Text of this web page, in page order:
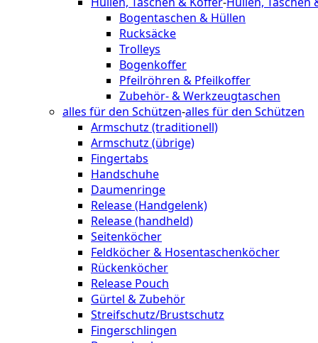
Bogentaschen & Hüllen
Rucksäcke
Trolleys
Bogenkoffer
Pfeilröhren & Pfeilkoffer
Zubehör- & Werkzeugtaschen
alles für den Schützen-alles für den Schützen
Armschutz (traditionell)
Armschutz (übrige)
Fingertabs
Handschuhe
Daumenringe
Release (Handgelenk)
Release (handheld)
Seitenköcher
Feldköcher & Hosentaschenköcher
Rückenköcher
Release Pouch
Gürtel & Zubehör
Streifschutz/Brustschutz
Fingerschlingen